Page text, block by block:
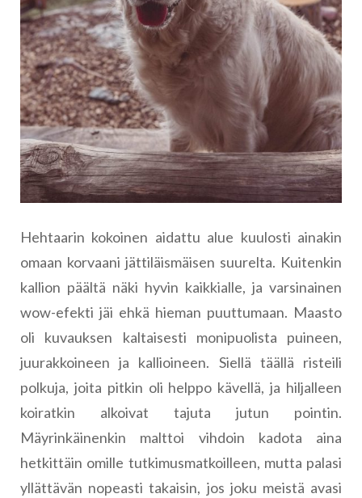
Hehtaarin kokoinen aidattu alue kuulosti ainakin
omaan korvaani jättiläismäisen suurelta. Kuitenkin
kallion päältä näki hyvin kaikkialle, ja varsinainen
wow-efekti jäi ehkä hieman puuttumaan. Maasto
oli kuvauksen kaltaisesti monipuolista puineen,
juurakkoineen ja kallioineen. Siellä täällä risteili
polkuja, joita pitkin oli helppo kävellä, ja hiljalleen
koiratkin alkoivat tajuta jutun pointin.
Mäyrinkäinenkin malttoi vihdoin kadota aina
hetkittäin omille tutkimusmatkoilleen, mutta palasi
yllättävän nopeasti takaisin, jos joku meistä avasi